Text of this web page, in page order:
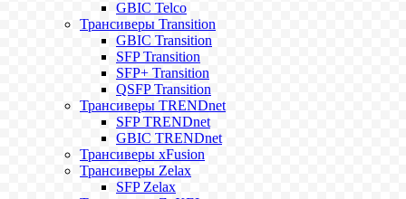
GBIC Telco
Трансиверы Transition
GBIC Transition
SFP Transition
SFP+ Transition
QSFP Transition
Трансиверы TRENDnet
SFP TRENDnet
GBIC TRENDnet
Трансиверы xFusion
Трансиверы Zelax
SFP Zelax